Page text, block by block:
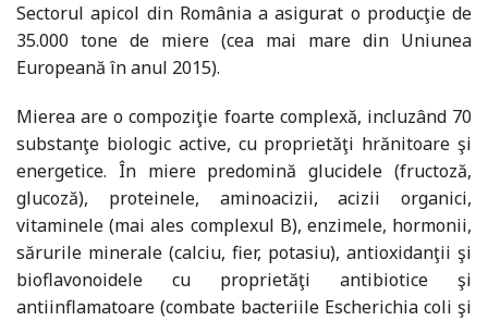
Sectorul apicol din România a asigurat o producţie de
35.000 tone de miere (cea mai mare din Uniunea
Europeană în anul 2015).
Mierea are o compoziţie foarte complexă, incluzând 70
substanţe biologic active, cu proprietăţi hrănitoare şi
energetice. În miere predomină glucidele (fructoză,
glucoză), proteinele, aminoacizii, acizii organici,
vitaminele (mai ales complexul B), enzimele, hormonii,
sărurile minerale (calciu, fier, potasiu), antioxidanţii şi
bioflavonoidele cu proprietăţi antibiotice şi
antiinflamatoare (combate bacteriile Escherichia coli şi